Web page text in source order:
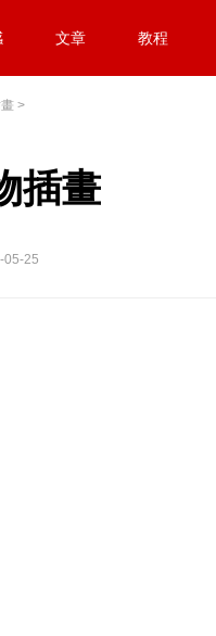
文章 教程
>
插畫
25